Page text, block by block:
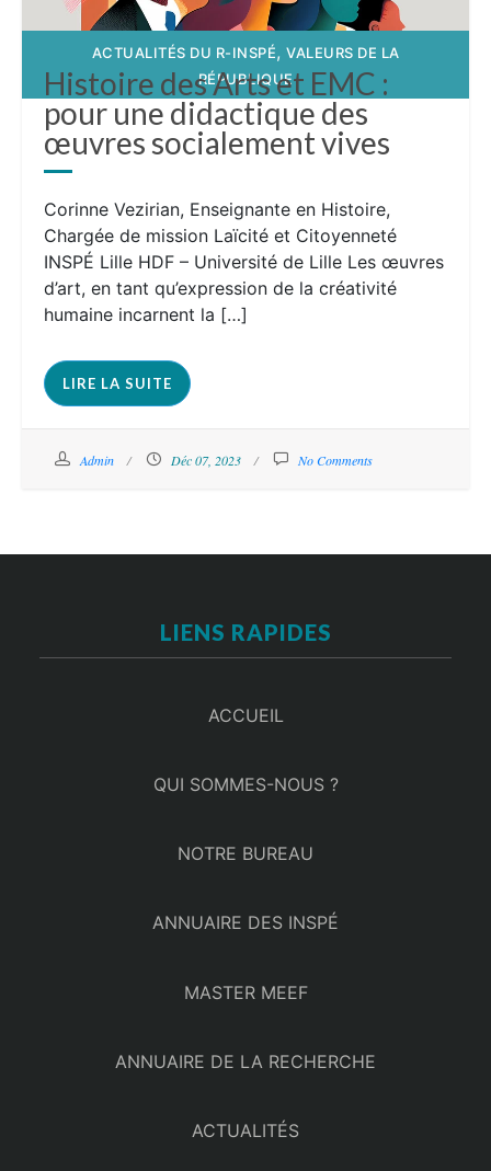
ACTUALITÉS DU R-INSPÉ, VALEURS DE LA
RÉPUBLIQUE
Histoire des Arts et EMC :
pour une didactique des
œuvres socialement vives
Corinne Vezirian, Enseignante en Histoire,
Chargée de mission Laïcité et Citoyenneté
INSPÉ Lille HDF – Université de Lille Les œuvres
d’art, en tant qu’expression de la créativité
humaine incarnent la […]
LIRE LA SUITE
Admin Déc 07, 2023 No Comments
LIENS RAPIDES
ACCUEIL
QUI SOMMES-NOUS ?
NOTRE BUREAU
ANNUAIRE DES INSPÉ
MASTER MEEF
ANNUAIRE DE LA RECHERCHE
ACTUALITÉS